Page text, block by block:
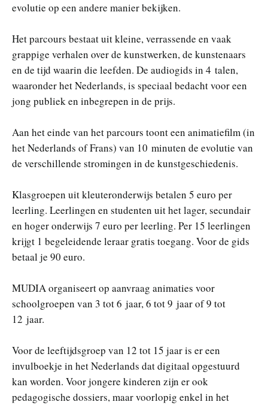
evolutie op een andere manier bekijken.
Het parcours bestaat uit kleine, verrassende en vaak
grappige verhalen over de kunstwerken, de kunstenaars
en de tijd waarin die leefden. De audiogids in 4 talen,
waaronder het Nederlands, is speciaal bedacht voor een
jong publiek en inbegrepen in de prijs.
Aan het einde van het parcours toont een animatiefilm (in
het Nederlands of Frans) van 10 minuten de evolutie van
de verschillende stromingen in de kunstgeschiedenis.
Klasgroepen uit kleuteronderwijs betalen 5 euro per
leerling. Leerlingen en studenten uit het lager, secundair
en hoger onderwijs 7 euro per leerling. Per 15 leerlingen
krijgt 1 begeleidende leraar gratis toegang. Voor de gids
betaal je 90 euro.
MUDIA organiseert op aanvraag animaties voor
schoolgroepen van 3 tot 6 jaar, 6 tot 9 jaar of 9 tot
12 jaar.
Voor de leeftijdsgroep van 12 tot 15 jaar is er een
invulboekje in het Nederlands dat digitaal opgestuurd
kan worden. Voor jongere kinderen zijn er ook
pedagogische dossiers, maar voorlopig enkel in het